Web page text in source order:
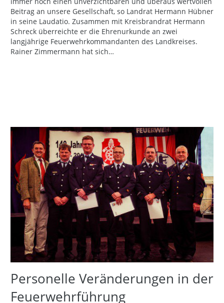
Beitrag an unsere Gesellschaft, so Landrat Hermann Hübner
in seine Laudatio. Zusammen mit Kreisbrandrat Hermann
Schreck überreichte er die Ehrenurkunde an zwei
langjährige Feuerwehrkommandanten des Landkreises.
Rainer Zimmermann hat sich…
Personelle Veränderungen in der
Feuerwehrführung